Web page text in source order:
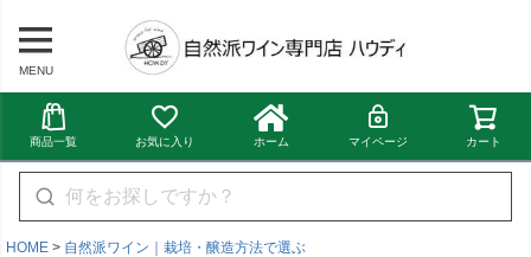
MENU
商品一覧 お気に入り ホーム マイページ カート
HOME
自然派ワイン｜栽培・醸造方法で選ぶ